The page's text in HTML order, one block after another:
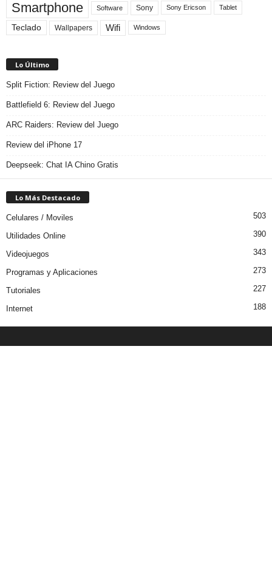
Smartphone Software Sony Sony Ericson Tablet
Teclado Wallpapers Wifi Windows
Lo Último
Split Fiction: Review del Juego
Battlefield 6: Review del Juego
ARC Raiders: Review del Juego
Review del iPhone 17
Deepseek: Chat IA Chino Gratis
Lo Más Destacado
Celulares / Moviles 503
Utilidades Online 390
Videojuegos 343
Programas y Aplicaciones 273
Tutoriales 227
Internet 188